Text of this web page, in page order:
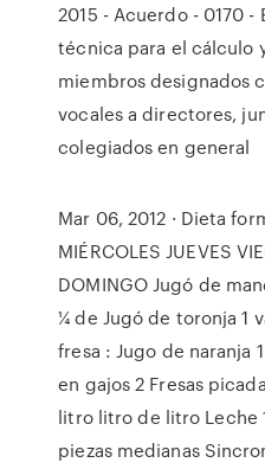
2015 - Acuerdo - 0170 -
técnica para el cálculo
miembros designados
vocales a directores,
colegiados en general
Mar 06, 2012 · Dieta
MIÉRCOLES JUEVES
DOMINGO Jugó de
¼ de Jugó de toronja 1
fresa : Jugo de naranja
en gajos 2 Fresas
litro litro de litro Leche
piezas medianas